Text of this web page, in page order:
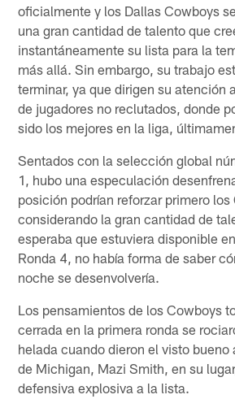
oficialmente y los Dallas Cowboys
una gran cantidad de talento que
instantáneamente su lista para la
más allá. Sin embargo, su trabajo
terminar, ya que dirigen su atención
de jugadores no reclutados, donde
sido los mejores en la liga,
Sentados con la selección global
1, hubo una especulación
posición podrían reforzar primero los
considerando la gran cantidad de
esperaba que estuviera disponible
Ronda 4, no había forma de saber
noche se desenvolvería.
Los pensamientos de los Cowboys
cerrada en la primera ronda se
helada cuando dieron el visto
de Michigan, Mazi Smith, en su
defensiva explosiva a la lista.